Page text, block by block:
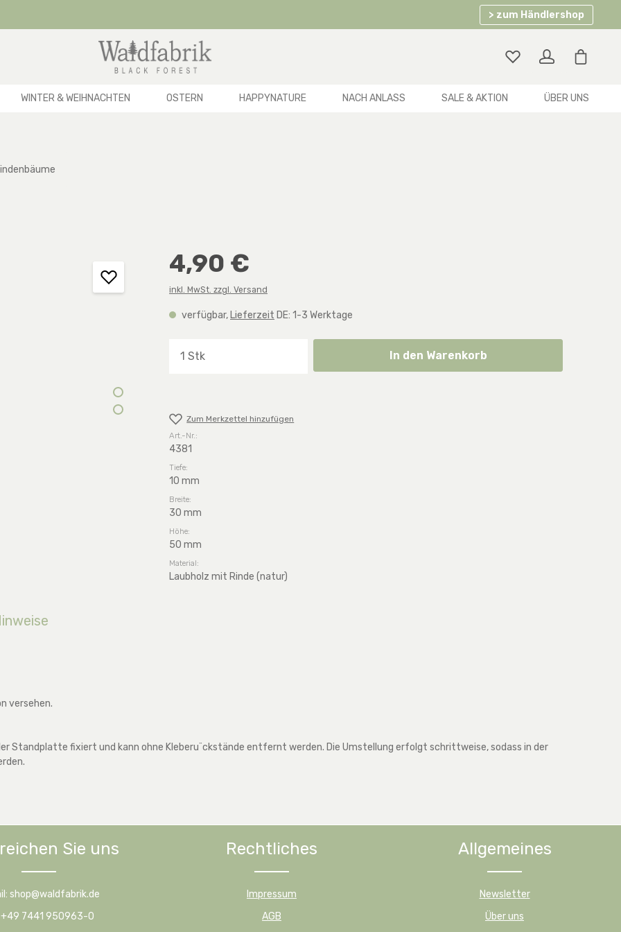
> zum Händlershop
WINTER & WEIHNACHTEN OSTERN HAPPYNATURE NACH ANLASS SALE & AKTION ÜBER UNS
4,90 €
inkl. MwSt. zzgl. Versand
verfügbar, Lieferzeit DE: 1-3 Werktage
Produkt Anzahl: Gib den gewünschten Wert ein oder
In den Warenkorb
Zum Merkzettel hinzufügen
Art.-Nr.:
4381
Tiefe:
10 mm
Breite:
30 mm
Höhe:
50 mm
Material:
Laubholz mit Rinde (natur)
versehen.
Standplatte fixiert und kann ohne Kleberu¨ckstände entfernt werden. Die Umstellung erfolgt schrittweise, sodass in der
Sie uns
shop@waldfabrik.de
+49 7441 950963-0
Rechtliches
Impressum
AGB
Allgemeines
Newsletter
Über uns